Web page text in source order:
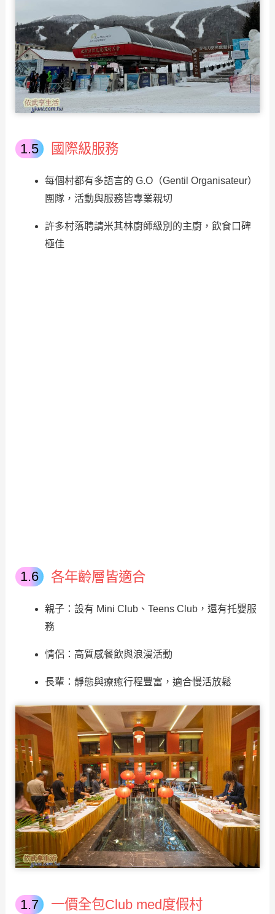
國際級服務
每個村都有多語言的 G.O（Gentil Organisateur）
團隊，活動與服務皆專業親切
許多村落聘請米其林廚師級別的主廚，飲食口碑
極佳
各年齡層皆適合
親子：設有 Mini Club、Teens Club，還有托嬰服
務
情侶：高質感餐飲與浪漫活動
長輩：靜態與療癒行程豐富，適合慢活放鬆
一價全包Club med度假村